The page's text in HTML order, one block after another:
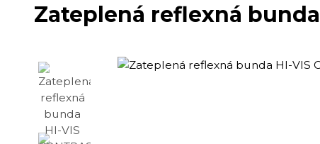
Zateplená reflexná bunda